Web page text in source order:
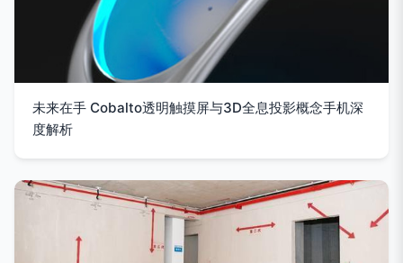
未来在手 Cobalto透明触摸屏与3D全息投影概念手机深
度解析